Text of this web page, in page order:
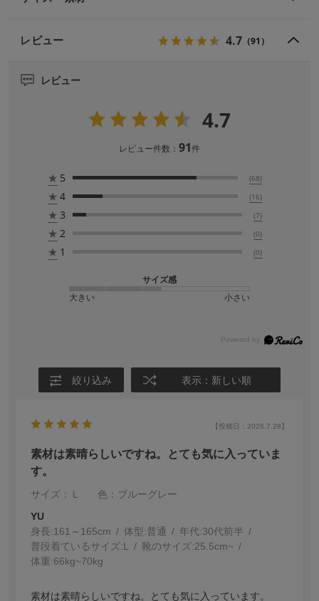
レビュー 4.7 （91）
レビュー
4.7
レビュー件数： 91件
★ 5 (68)
★ 4 (16)
★ 3 (7)
★ 2 (0)
★ 1 (0)
サイズ感
大きい
小さい
絞り込み 表示：新しい順
【投稿日：2026.7.28】
素材は素晴らしいですね。とても気に入っていま
す。
サイズ：Ｌ
色：ブルーグレー
YU
身長:161～165cm 体型:普通 年代:30代前半
普段着ているサイズ:L 靴のサイズ:25.5cm~
体重:66kg~70kg
素材は素晴らしいですね。とても気に入っています。